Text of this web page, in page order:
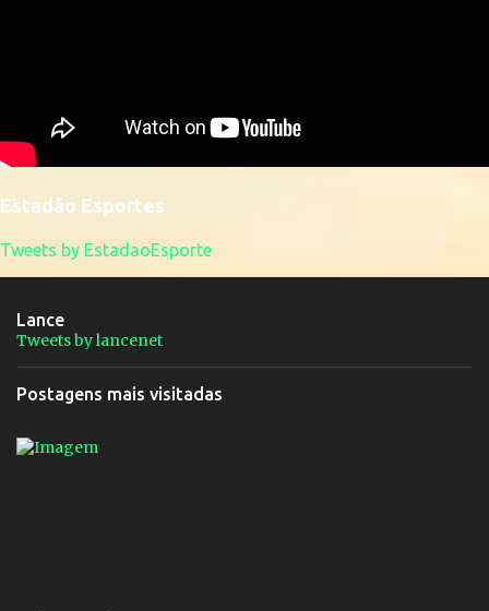
Estadão Esportes
Tweets by EstadaoEsporte
Lance
Tweets by lancenet
Postagens mais visitadas